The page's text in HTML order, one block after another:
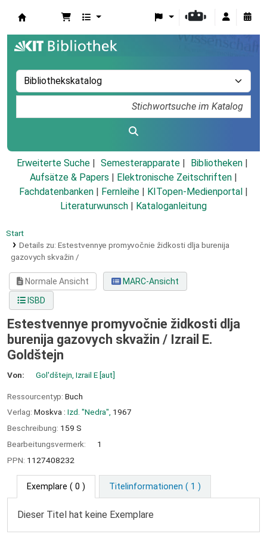
Erweiterte Suche Semesterapparate
Bibliotheken
Aufsätze & Papers
Elektronische Zeitschriften
Fachdatenbanken
Fernleihe KITopen-Medienportal
Literaturwunsch
Kataloganleitung
Start
Details zu: Estestvennye promyvočnie židkosti dlja burenija
gazovych skvažin /
Normale Ansicht
MARC-Ansicht
ISBD
Estestvennye promyvočnie židkosti dlja
burenija gazovych skvažin / Izrail E.
Goldštejn
Von: Gol'dštejn, Izrail E[aut]
Ressourcentyp: Buch
Verlag: Moskva : Izd. "Nedra", 1967
Beschreibung: 159 S
Bearbeitungsvermerk:
1
PPN: 1127408232
Exemplare ( 0 ) Titelinformationen ( 1 )
Dieser Titel hat keine Exemplare